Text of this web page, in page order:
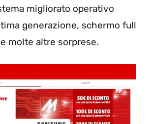
migliorato operativo
generazione, schermo full
molte altre sorprese.